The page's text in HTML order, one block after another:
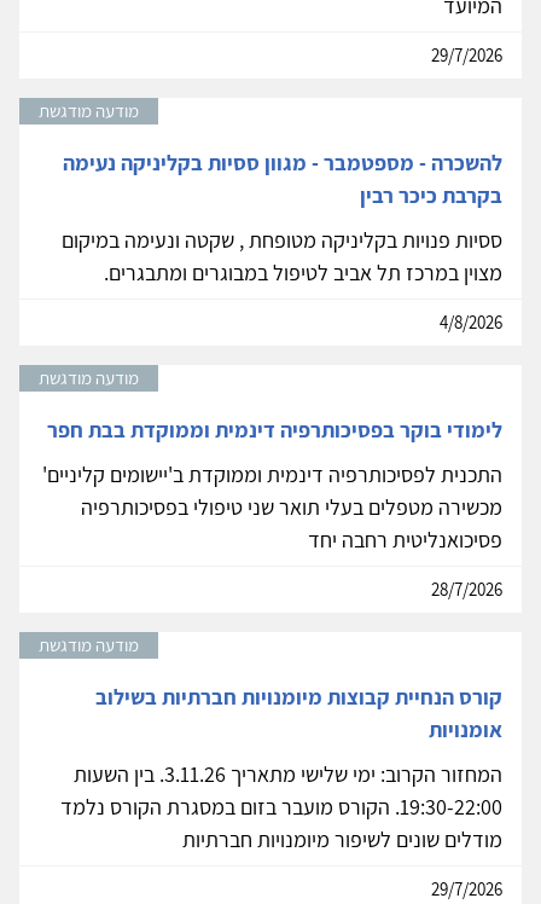
המיועד
29/7/2026
מודעה מודגשת
להשכרה - מספטמבר - מגוון ססיות בקליניקה נעימה
בקרבת כיכר רבין
ססיות פנויות בקליניקה מטופחת , שקטה ונעימה במיקום
מצוין במרכז תל אביב לטיפול במבוגרים ומתבגרים.
4/8/2026
מודעה מודגשת
לימודי בוקר בפסיכותרפיה דינמית וממוקדת בבת חפר
התכנית לפסיכותרפיה דינמית וממוקדת ב'יישומים קליניים'
מכשירה מטפלים בעלי תואר שני טיפולי בפסיכותרפיה
פסיכואנליטית רחבה יחד
28/7/2026
מודעה מודגשת
קורס הנחיית קבוצות מיומנויות חברתיות בשילוב
אומנויות
המחזור הקרוב: ימי שלישי מתאריך 3.11.26. בין השעות
19:30-22:00. הקורס מועבר בזום במסגרת הקורס נלמד
מודלים שונים לשיפור מיומנויות חברתיות
29/7/2026